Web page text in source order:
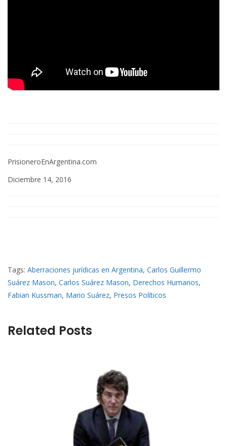
PrisioneroEnArgentina.com
Diciembre 14, 2016
Tags: Aberraciones jurídicas en Argentina, Carlos Guillermo
Suárez Mason, Carlos Suárez Mason, Derechos Humanos,
Fabian Kussman, Mario Suárez, Presos Políticos
Related Posts